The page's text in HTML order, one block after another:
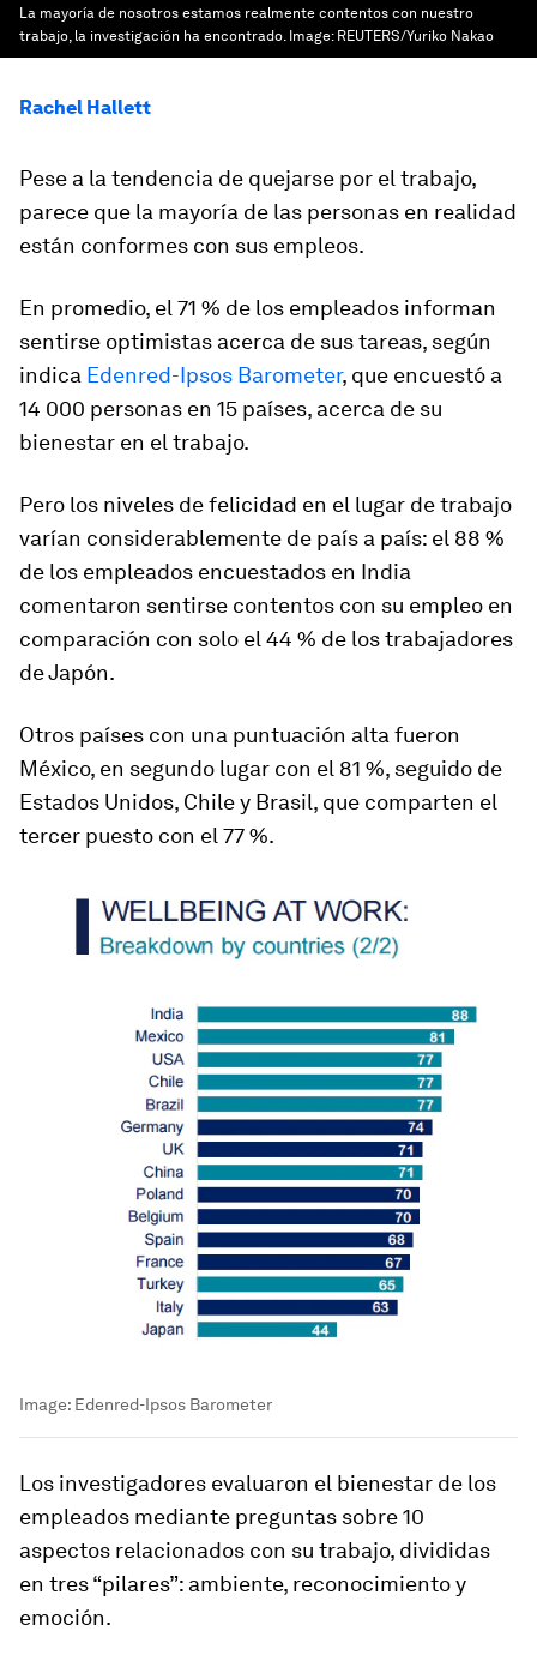
La mayoría de nosotros estamos realmente contentos con nuestro
trabajo, la investigación ha encontrado. Image: REUTERS/Yuriko Nakao
Rachel Hallett
Pese a la tendencia de quejarse por el trabajo,
parece que la mayoría de las personas en realidad
están conformes con sus empleos.
En promedio, el 71 % de los empleados informan
sentirse optimistas acerca de sus tareas, según
indica Edenred-Ipsos Barometer, que encuestó a
14 000 personas en 15 países, acerca de su
bienestar en el trabajo.
Pero los niveles de felicidad en el lugar de trabajo
varían considerablemente de país a país: el 88 %
de los empleados encuestados en India
comentaron sentirse contentos con su empleo en
comparación con solo el 44 % de los trabajadores
de Japón.
Otros países con una puntuación alta fueron
México, en segundo lugar con el 81 %, seguido de
Estados Unidos, Chile y Brasil, que comparten el
tercer puesto con el 77 %.
Image: Edenred-Ipsos Barometer
Los investigadores evaluaron el bienestar de los
empleados mediante preguntas sobre 10
aspectos relacionados con su trabajo, divididas
en tres “pilares”: ambiente, reconocimiento y
emoción.